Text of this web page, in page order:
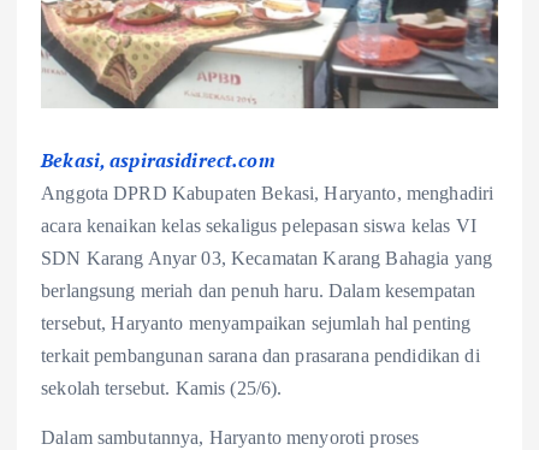
Bekasi, aspirasidirect.com
Anggota DPRD Kabupaten Bekasi, Haryanto, menghadiri
acara kenaikan kelas sekaligus pelepasan siswa kelas VI
SDN Karang Anyar 03, Kecamatan Karang Bahagia yang
berlangsung meriah dan penuh haru. Dalam kesempatan
tersebut, Haryanto menyampaikan sejumlah hal penting
terkait pembangunan sarana dan prasarana pendidikan di
sekolah tersebut. Kamis (25/6).
Dalam sambutannya, Haryanto menyoroti proses